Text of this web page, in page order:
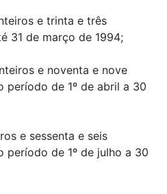
e trinta e três
31 de março de 1994;
e noventa e nove
período de 1º de abril a 30
e sessenta e seis
período de 1º de julho a 30